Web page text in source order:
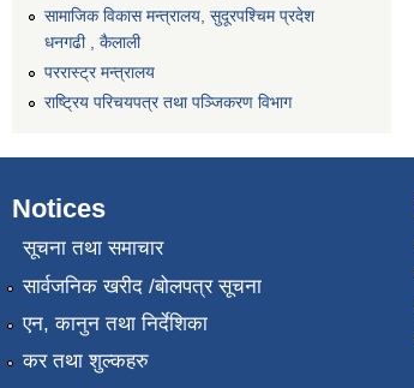
सामाजिक विकास मन्त्रालय, सुदूरपश्चिम प्रदेश
धनगढी , कैलाली
पररास्ट्र मन्त्रालय
राष्ट्रिय परिचयपत्र तथा पञ्जिकरण विभाग
Notices
सूचना तथा समाचार
सार्वजनिक खरीद /बोलपत्र सूचना
एन, कानुन तथा निर्देशिका
कर तथा शुल्कहरु